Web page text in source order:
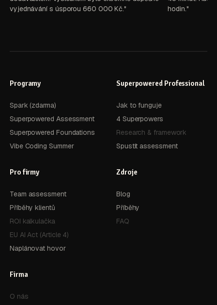
vyjednávání s úsporou 660 000 Kč."
hodin."
Programy
Spark (zdarma)
Superpowered Assessment
Superpowered Foundations
Vibe Coding Summer
Superpowered Professional
Jak to funguje
4 Superpowers
Research & framework
Spustit assessment
Pro firmy
Team assessment
Příběhy klientů
ROI kalkulačka
EU AI Act (Article 4)
Naplánovat hovor
Zdroje
Blog
Příběhy
FAQ
Firma
O nás